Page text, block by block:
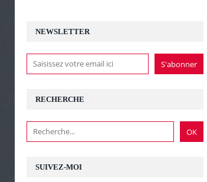
NEWSLETTER
SUIVEZ-MOI
RECHERCHE